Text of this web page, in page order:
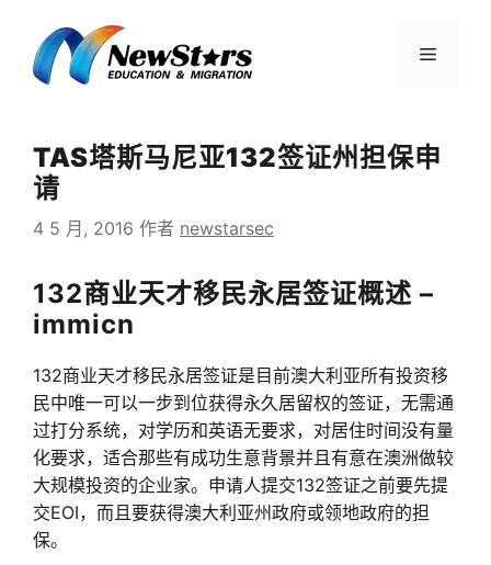
菜
TAS塔斯马尼亚132签证州担保申
请
4 5 月, 2016 作者 newstarsec
132商业天才移民永居签证概述 –
immicn
132商业天才移民永居签证是目前澳大利亚所有投资移
民中唯一可以一步到位获得永久居留权的签证，无需通
过打分系统，对学历和英语无要求，对居住时间没有量
化要求，适合那些有成功生意背景并且有意在澳洲做较
大规模投资的企业家。申请人提交132签证之前要先提
交EOI，而且要获得澳大利亚州政府或领地政府的担
保。